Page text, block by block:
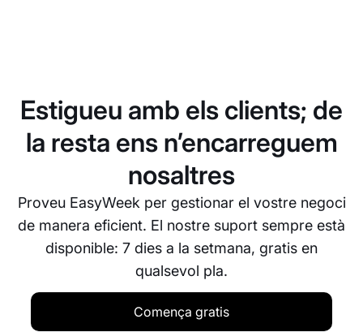
temps real i notificacions perquè sempre estigueu
al dia del vostre calendari.
Estigueu amb els clients; de
la resta ens n’encarreguem
nosaltres
Proveu EasyWeek per gestionar el vostre negoci
de manera eficient. El nostre suport sempre està
disponible: 7 dies a la setmana, gratis en
qualsevol pla.
Comença gratis